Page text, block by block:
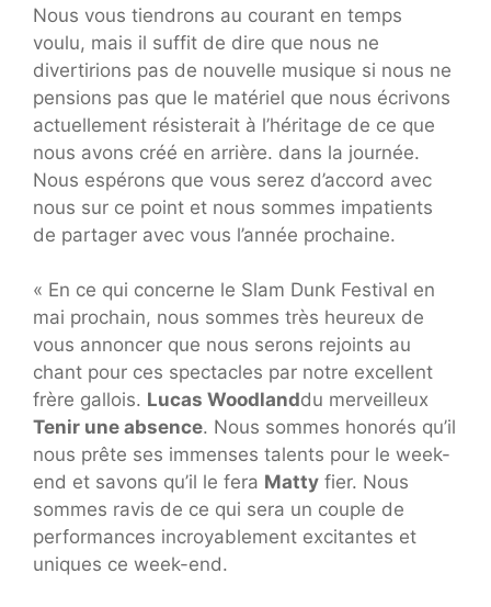
Nous vous tiendrons au courant en temps
voulu, mais il suffit de dire que nous ne
divertirions pas de nouvelle musique si nous ne
pensions pas que le matériel que nous écrivons
actuellement résisterait à l’héritage de ce que
nous avons créé en arrière. dans la journée.
Nous espérons que vous serez d’accord avec
nous sur ce point et nous sommes impatients
de partager avec vous l’année prochaine.
« En ce qui concerne le Slam Dunk Festival en
mai prochain, nous sommes très heureux de
vous annoncer que nous serons rejoints au
chant pour ces spectacles par notre excellent
frère gallois. Lucas Woodlanddu merveilleux
Tenir une absence. Nous sommes honorés qu’il
nous prête ses immenses talents pour le week-
end et savons qu’il le fera Matty fier. Nous
sommes ravis de ce qui sera un couple de
performances incroyablement excitantes et
uniques ce week-end.